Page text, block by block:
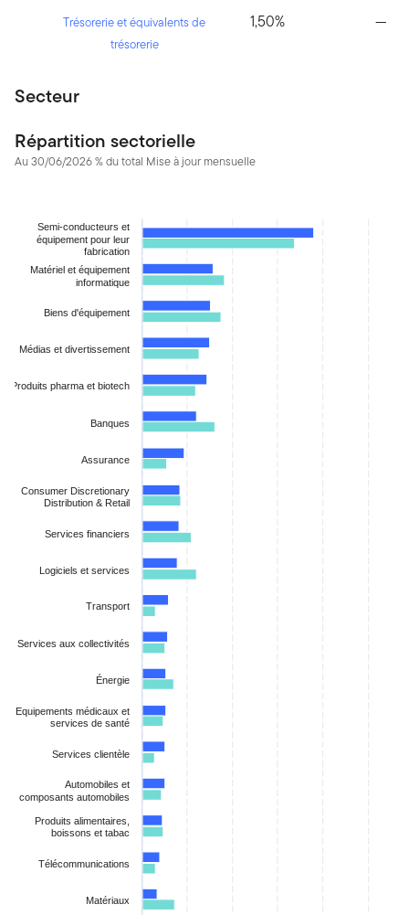
Trésorerie et équivalents de
trésorerie
1,50% —
Secteur
Répartition sectorielle
Au 30/06/2026 % du total Mise à jour mensuelle
Bar chart with 2 data series.
The chart has 1 X axis displaying categories.
The chart has 1 Y axis displaying values. Data ranges from
Semi-conducteurs et
équipement pour leur
fabrication
Matériel et équipement
informatique
Biens d'équipement
Médias et divertissement
Produits pharma et biotech
Banques
Assurance
Consumer Discretionary
Distribution & Retail
Services financiers
Logiciels et services
Transport
Services aux collectivités
Énergie
Equipements médicaux et
services de santé
Services clientèle
Automobiles et
composants automobiles
Produits alimentaires,
boissons et tabac
Télécommunications
Matériaux